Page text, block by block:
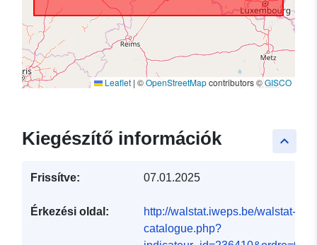
Leaflet | ©OpenStreetMapcontributors ©GISCO
keyboard_arrow_up
Kiegészítő információk
Frissítve: 07.01.2025
Érkezési oldal:
http://walstat.iweps.be/walstat-
catalogue.php?